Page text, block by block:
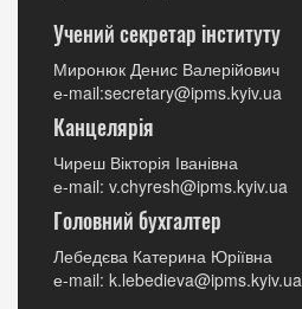
Учений секретар інституту
Миронюк Денис Валерійович
е-mail:secretary@ipms.kyiv.ua
Канцелярія
Чиреш Вікторія Іванівна
е-mail: v.chyresh@ipms.kyiv.ua
Головний бухгалтер
Лебедєва Катерина Юріївна
е-mail: k.lebedieva@ipms.kyiv.ua